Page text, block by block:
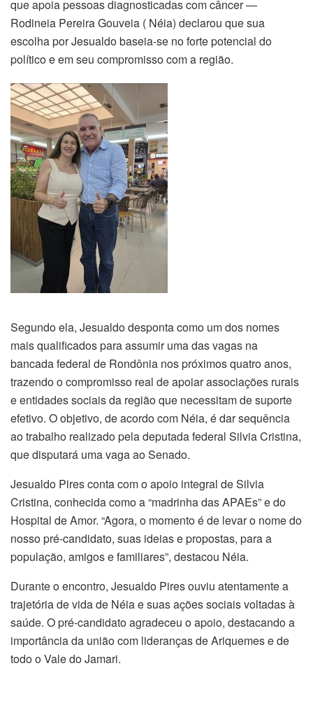
que apoia pessoas diagnosticadas com câncer —
Rodineia Pereira Gouveia ( Néia) declarou que sua
escolha por Jesualdo baseia-se no forte potencial do
político e em seu compromisso com a região.
​Segundo ela, Jesualdo desponta como um dos nomes
mais qualificados para assumir uma das vagas na
bancada federal de Rondônia nos próximos quatro anos,
trazendo o compromisso real de apoiar associações rurais
e entidades sociais da região que necessitam de suporte
efetivo. O objetivo, de acordo com Néia, é dar sequência
ao trabalho realizado pela deputada federal Silvia Cristina,
que disputará uma vaga ao Senado.
​Jesualdo Pires conta com o apoio integral de Silvia
Cristina, conhecida como a “madrinha das APAEs” e do
Hospital de Amor. “Agora, o momento é de levar o nome do
nosso pré-candidato, suas ideias e propostas, para a
população, amigos e familiares”, destacou Néia.
​Durante o encontro, Jesualdo Pires ouviu atentamente a
trajetória de vida de Néia e suas ações sociais voltadas à
saúde. O pré-candidato agradeceu o apoio, destacando a
importância da união com lideranças de Ariquemes e de
todo o Vale do Jamari.